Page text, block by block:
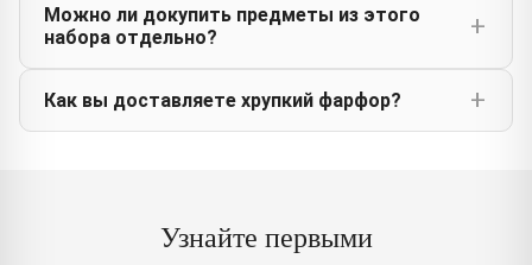
Можно ли докупить предметы из этого
набора отдельно?
Как вы доставляете хрупкий фарфор?
Узнайте первыми